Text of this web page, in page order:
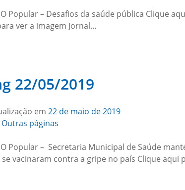
Popular – Desafios da saúde pública Clique
ver a imagem Jornal…
22/05/2019
em 22 de maio de 2019
Outras páginas
Popular – Secretaria Municipal de Saúde
se vacinaram contra a gripe no país Clique aqui